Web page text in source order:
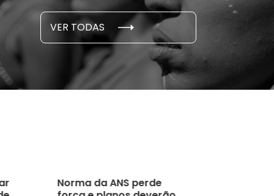
VER TODAS
E PESQUISAS
novembro, 2021
Norma da ANS perde